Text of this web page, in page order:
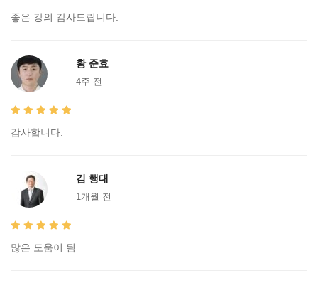
좋은 강의 감사드립니다.
황 준효
4주 전
감사합니다.
김 행대
1개월 전
많은 도움이 됨